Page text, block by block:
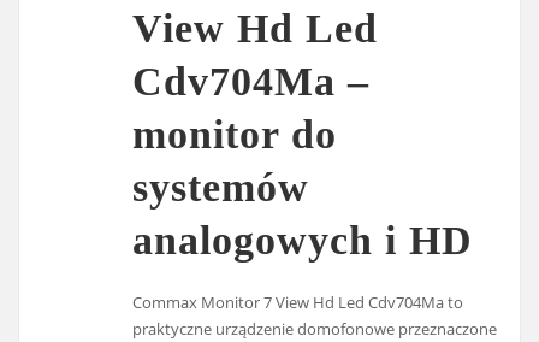
View Hd Led
Cdv704Ma –
monitor do
systemów
analogowych i HD
Commax Monitor 7 View Hd Led Cdv704Ma to
praktyczne urządzenie domofonowe przeznaczone